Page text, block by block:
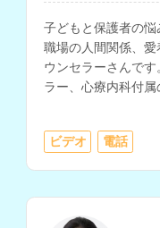
子どもと保護者の悩
職場の人間関係、
ウンセラーさんで
ラー、心療内科付
談、総合病院・大
ビデオ 電話